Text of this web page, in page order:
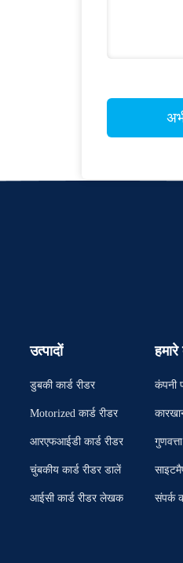
उत्पादों
डुबकी कार्ड रीडर
Motorized कार्ड रीडर
आरएफआईडी कार्ड रीडर
चुंबकीय कार्ड रीडर डालें
आईसी कार्ड रीडर लेखक
हमारे
कंपनी
संपर्क